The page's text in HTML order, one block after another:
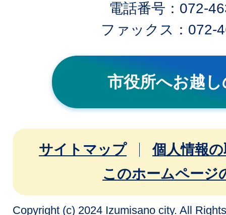
電話番号：072-
ファックス：072-
市役所へお越
サイトマップ
個人情報
このホームページ
Copyright (c) 2024 Izumisano city. All